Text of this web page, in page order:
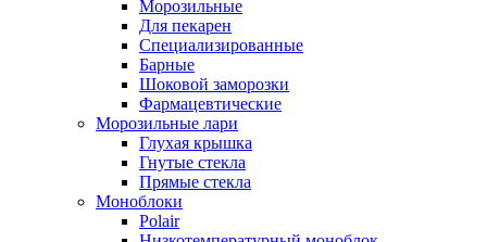
Морозильные
Для пекарен
Специализированные
Барные
Шоковой заморозки
Фармацевтические
Морозильные лари
Глухая крышка
Гнутые стекла
Прямые стекла
Моноблоки
Polair